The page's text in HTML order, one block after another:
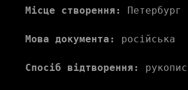
Місце створення: Петербург
Мова документа: російська
Спосіб відтворення: рукопис